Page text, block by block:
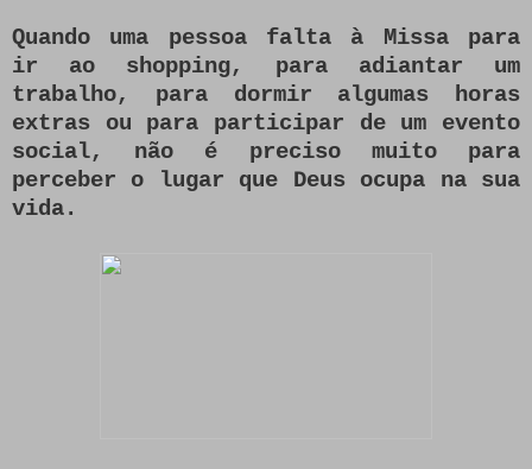
Quando uma pessoa falta à Missa para
ir ao shopping, para adiantar um
trabalho, para dormir algumas horas
extras ou para participar de um evento
social, não é preciso muito para
perceber o lugar que Deus ocupa na sua
vida.